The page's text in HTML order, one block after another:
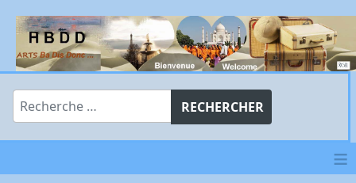
Rechercher
RECHERCHER
≡